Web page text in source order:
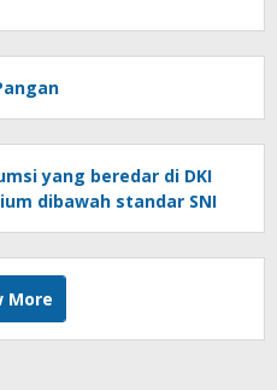
yang beredar di DKI
dibawah standar SNI
More